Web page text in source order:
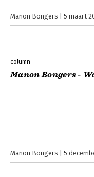
Manon Bongers 5 maart
column
Manon Bongers -
Manon Bongers 5